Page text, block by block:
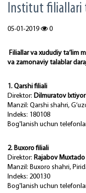
Institut filiallari
05-01-2019 0
Filiallar va xududiy ta’lim
va zamonaviy talablar
1. Qarshi filiali
Direktor: Dilmuratov Ixtiyor
Manzil: Qarshi shahri,
Indeks: 180108
Bog'lanish uchun
2. Buxoro filiali
Direktor: Rajabov
Manzil: Buxoro shahri,
Indeks: 200130
Bog'lanish uchun